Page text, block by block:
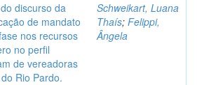
discurso da
de mandato
nos recursos
no perfil
de vereadoras
Rio Pardo.
Schweikart, Luana
Thaís; Felippi,
Ângela